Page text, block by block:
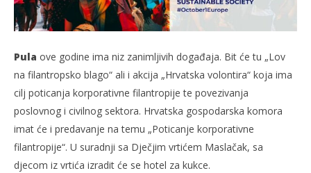
Pula ove godine ima niz zanimljivih događaja. Bit će tu „Lov
na filantropsko blago“ ali i akcija „Hrvatska volontira“ koja ima
cilj poticanja korporativne filantropije te povezivanja
poslovnog i civilnog sektora. Hrvatska gospodarska komora
imat će i predavanje na temu „Poticanje korporativne
filantropije“. U suradnji sa Dječjim vrtićem Maslačak, sa
djecom iz vrtića izradit će se hotel za kukce.